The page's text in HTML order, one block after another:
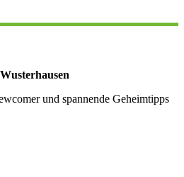
und spannende Geheimtipps